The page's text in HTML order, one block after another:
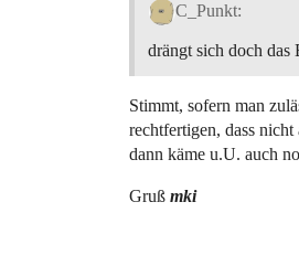
C_Punkt:
drängt sich doch
Stimmt, sofern man
rechtfertigen, dass
dann käme u.U. auch
Gruß mki